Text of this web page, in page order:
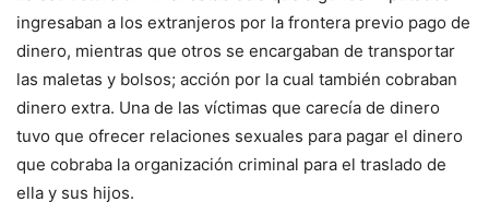
ingresaban a los extranjeros por la frontera previo pago de
dinero, mientras que otros se encargaban de transportar
las maletas y bolsos; acción por la cual también cobraban
dinero extra. Una de las víctimas que carecía de dinero
tuvo que ofrecer relaciones sexuales para pagar el dinero
que cobraba la organización criminal para el traslado de
ella y sus hijos.